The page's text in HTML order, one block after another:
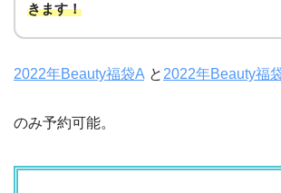
きます！
2022年Beauty福袋A と 2022年Beauty福
のみ予約可能。